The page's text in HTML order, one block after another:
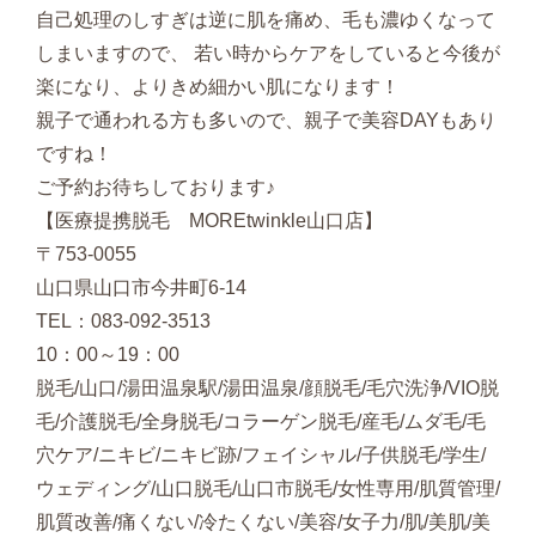
自己処理のしすぎは逆に肌を痛め、毛も濃ゆくなって
しまいますので、 若い時からケアをしていると今後が
楽になり、よりきめ細かい肌になります！
親子で通われる方も多いので、親子で美容DAYもあり
ですね！
ご予約お待ちしております♪
【医療提携脱毛 MOREtwinkle山口店】
〒753-0055
山口県山口市今井町6-14
TEL：083-092-3513
10：00～19：00
脱毛/山口/湯田温泉駅/湯田温泉/顔脱毛/毛穴洗浄/VIO脱
毛/介護脱毛/全身脱毛/コラーゲン脱毛/産毛/ムダ毛/毛
穴ケア/ニキビ/ニキビ跡/フェイシャル/子供脱毛/学生/
ウェディング/山口脱毛/山口市脱毛/女性専用/肌質管理/
肌質改善/痛くない/冷たくない/美容/女子力/肌/美肌/美